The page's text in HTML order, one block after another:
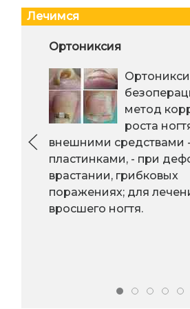
Депрессия у босса
Исследование
ученых-
из Остина
показало, что
руководители
женщины более
депрессии, чем мужчины
же ранга. Кроме того,
"на должности" имеют
Лечимся
Ортониксия
метод
роста
внешними средствами -
пластинками, - при
врастании, грибковых
поражениях; для
вросшего ногтя.